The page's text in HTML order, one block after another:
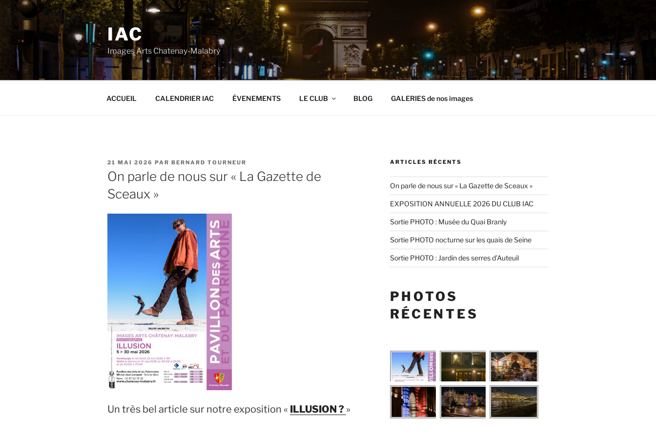
contenu
principal
IAC
Images Arts Chatenay-Malabry
ACCUEIL CALENDRIER IAC ÉVENEMENTS LE CLUB BLOG GALERIES de nos images
PUBLIÉ
LE
21 MAI 2026 PAR BERNARD TOURNEUR
On parle de nous sur « La Gazette de
Sceaux »
Un très bel article sur notre exposition « ILLUSION ? »
ARTICLES RÉCENTS
On parle de nous sur « La Gazette de Sceaux »
EXPOSITION ANNUELLE 2026 DU CLUB IAC
Sortie PHOTO : Musée du Quai Branly
Sortie PHOTO nocturne sur les quais de Seine
Sortie PHOTO : Jardin des serres d’Auteuil
PHOTOS
RÉCENTES